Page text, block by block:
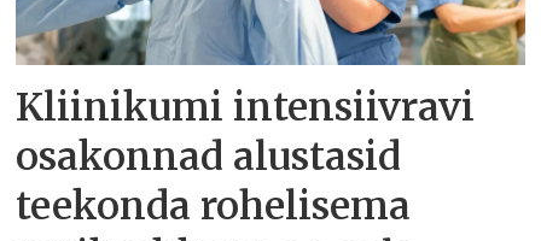
Kliinikumi intensiivravi
osakonnad alustasid
teekonda rohelisema